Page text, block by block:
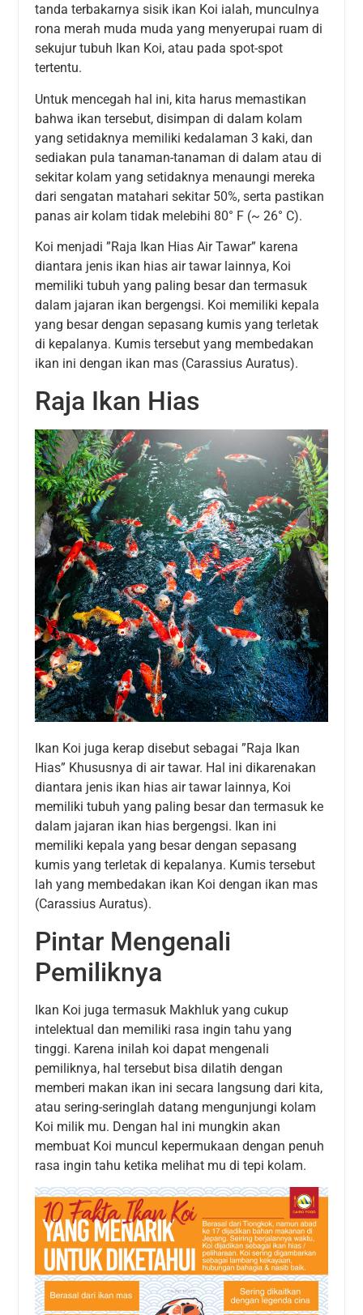
tanda terbakarnya sisik ikan Koi ialah, munculnya
rona merah muda muda yang menyerupai ruam di
sekujur tubuh Ikan Koi, atau pada spot-spot
tertentu.
Untuk mencegah hal ini, kita harus memastikan
bahwa ikan tersebut, disimpan di dalam kolam
yang setidaknya memiliki kedalaman 3 kaki, dan
sediakan pula tanaman-tanaman di dalam atau di
sekitar kolam yang setidaknya menaungi mereka
dari sengatan matahari sekitar 50%, serta pastikan
panas air kolam tidak melebihi 80° F (~ 26° C).
Koi menjadi ”Raja Ikan Hias Air Tawar” karena
diantara jenis ikan hias air tawar lainnya, Koi
memiliki tubuh yang paling besar dan termasuk
dalam jajaran ikan bergengsi. Koi memiliki kepala
yang besar dengan sepasang kumis yang terletak
di kepalanya. Kumis tersebut yang membedakan
ikan ini dengan ikan mas (Carassius Auratus).
Raja Ikan Hias
Ikan Koi juga kerap disebut sebagai ”Raja Ikan
Hias” Khususnya di air tawar. Hal ini dikarenakan
diantara jenis ikan hias air tawar lainnya, Koi
memiliki tubuh yang paling besar dan termasuk ke
dalam jajaran ikan hias bergengsi. Ikan ini
memiliki kepala yang besar dengan sepasang
kumis yang terletak di kepalanya. Kumis tersebut
lah yang membedakan ikan Koi dengan ikan mas
(Carassius Auratus).
Pintar Mengenali
Pemiliknya
Ikan Koi juga termasuk Makhluk yang cukup
intelektual dan memiliki rasa ingin tahu yang
tinggi. Karena inilah koi dapat mengenali
pemiliknya, hal tersebut bisa dilatih dengan
memberi makan ikan ini secara langsung dari kita,
atau sering-seringlah datang mengunjungi kolam
Koi milik mu. Dengan hal ini mungkin akan
membuat Koi muncul kepermukaan dengan penuh
rasa ingin tahu ketika melihat mu di tepi kolam.